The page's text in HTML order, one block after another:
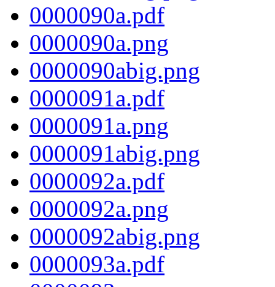
0000090a.pdf
0000090a.png
0000090abig.png
0000091a.pdf
0000091a.png
0000091abig.png
0000092a.pdf
0000092a.png
0000092abig.png
0000093a.pdf